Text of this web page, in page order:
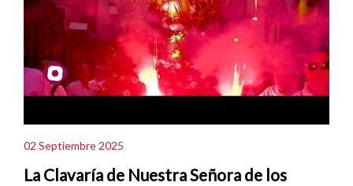
02 Septiembre 2025
La Clavaría de Nuestra Señora de los